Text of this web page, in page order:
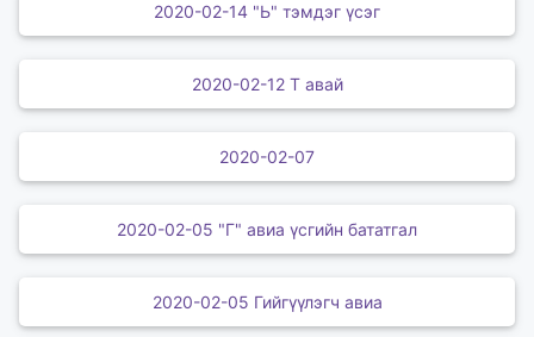
2020-02-14 "Ь" тэмдэг үсэг
2020-02-12 Т авай
2020-02-07
2020-02-05 "Г" авиа үсгийн бататгал
2020-02-05 Гийгүүлэгч авиа